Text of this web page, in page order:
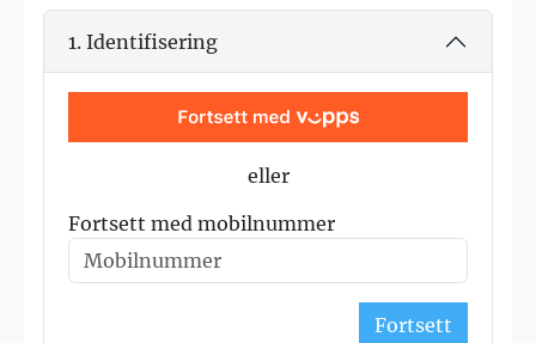
1. Identifisering
eller
Fortsett med mobilnummer
Fortsett